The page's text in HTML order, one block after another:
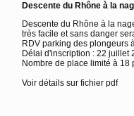
Descente du Rhône à la
Descente du Rhône à la
très facile et sans danger
RDV parking des plongeurs
Délai d'inscription : 22 juillet
Nombre de place limité à
Voir détails sur fichier pdf